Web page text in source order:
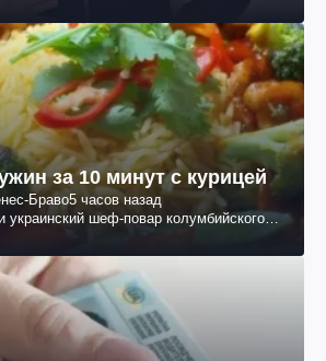
за 10 минут с курицей
Браво5 часов назад
украинский шеф-повар колумбийского